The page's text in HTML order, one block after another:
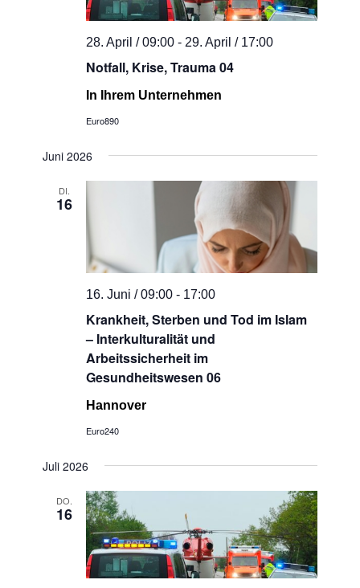
Notfall, Krise, Trauma 04
28. April / 09:00 - 29. April / 17:00
In Ihrem Unternehmen
Euro890
Juni 2026
DI.
16
Krankheit, Sterben und Tod im Islam
– Interkulturalität und
Arbeitssicherheit im
Gesundheitswesen 06
16. Juni / 09:00 - 17:00
Hannover
Euro240
Juli 2026
DO.
16